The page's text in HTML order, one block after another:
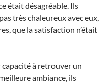
était désagréable. Ils
très chaleureux avec eux,
que la satisfaction n’était
à retrouver un
ambiance, ils